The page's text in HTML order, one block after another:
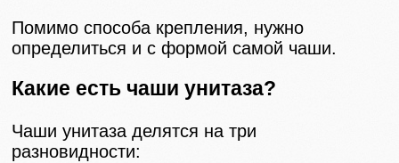
Помимо способа крепления, нужно
определиться и с формой самой чаши.
Какие есть чаши унитаза?
Чаши унитаза делятся на три
разновидности: